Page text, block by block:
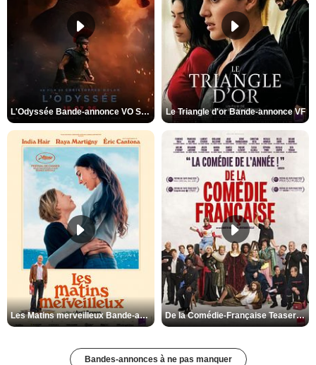
L'Odyssée Bande-annonce VO STFR Le Triangle d'or Bande-annonce VF
Les Matins merveilleux Bande-annonce VF De la Comédie-Française Teaser VF
Bandes-annonces à ne pas manquer